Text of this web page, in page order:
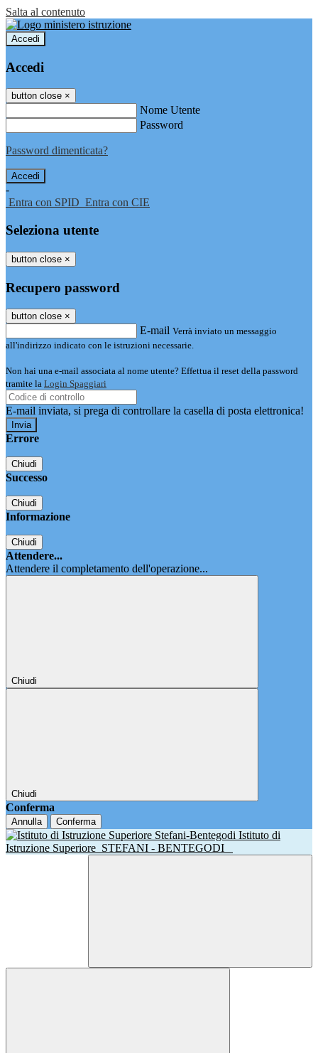
Salta al contenuto
Accedi
Accedi
button close ×
Nome Utente
Password
Password dimenticata?
-
Entra con SPID Entra con CIE
Seleziona utente
button close ×
Recupero password
button close ×
E-mail Verrà inviato un messaggio
all'indirizzo indicato con le istruzioni necessarie.
Non hai una e-mail associata al nome utente? Effettua il reset della password
tramite la Login Spaggiari
E-mail inviata, si prega di controllare la casella di posta elettronica!
Errore
Chiudi
Successo
Chiudi
Informazione
Chiudi
Attendere...
Attendere il completamento dell'operazione...
Chiudi
Chiudi
Conferma
Annulla Conferma
Istituto di
Istruzione Superiore STEFANI - BENTEGODI